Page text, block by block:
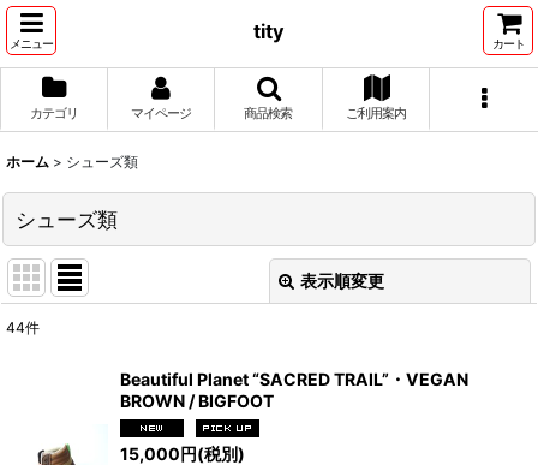
メニュー
tity
カート
カテゴリ マイページ 商品検索 ご利用案内
ホーム > シューズ類
シューズ類
表示順変更
44件
Beautiful Planet “SACRED TRAIL”・VEGAN
BROWN / BIGFOOT
15,000円(税別)